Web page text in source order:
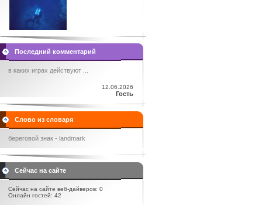
Последний комментарий
в каких играх действуют ...
12.06.2026
Гость
Слово из словаря
береговой знак - landmark
Сейчас на сайте
Сейчас на сайте веб-дайверов: 0
Онлайн гостей: 42